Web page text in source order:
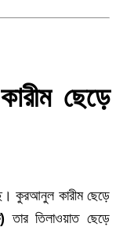
ছেড়ে
কুরআনুল কারীম ছেড়ে
তার তিলাওয়াত ছেড়ে